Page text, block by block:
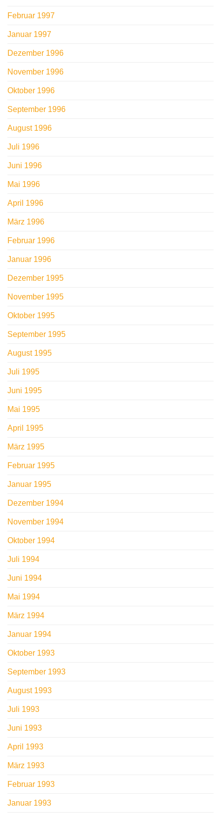
Februar 1997
Januar 1997
Dezember 1996
November 1996
Oktober 1996
September 1996
August 1996
Juli 1996
Juni 1996
Mai 1996
April 1996
März 1996
Februar 1996
Januar 1996
Dezember 1995
November 1995
Oktober 1995
September 1995
August 1995
Juli 1995
Juni 1995
Mai 1995
April 1995
März 1995
Februar 1995
Januar 1995
Dezember 1994
November 1994
Oktober 1994
Juli 1994
Juni 1994
Mai 1994
März 1994
Januar 1994
Oktober 1993
September 1993
August 1993
Juli 1993
Juni 1993
April 1993
März 1993
Februar 1993
Januar 1993